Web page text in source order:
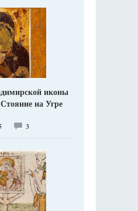
иконы
на Угре
3